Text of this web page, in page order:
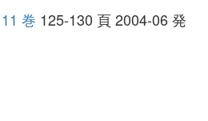
巻 125-130 頁 2004-06 発